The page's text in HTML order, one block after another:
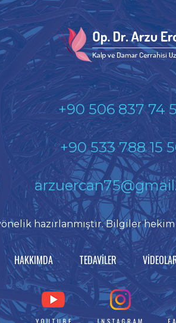
+90 506 837 74
+90 533 788 15
hazırlanmıştır. Bilgiler
HAKKIMDA TEDAVİLER